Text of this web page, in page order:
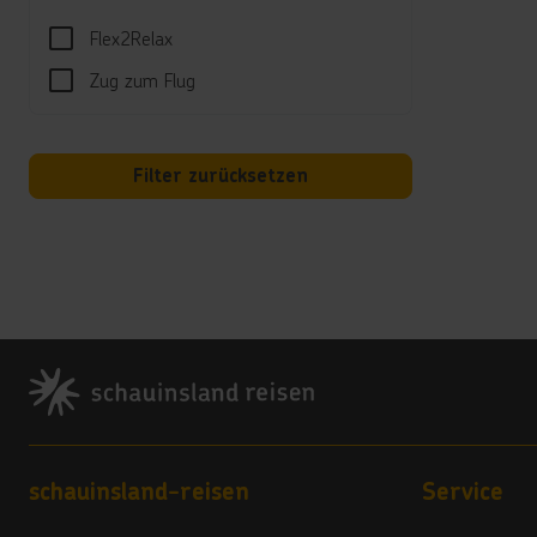
Flex2Relax
Zug zum Flug
Filter zurücksetzen
Footer
Footer navigation
schauinsland-reisen Service